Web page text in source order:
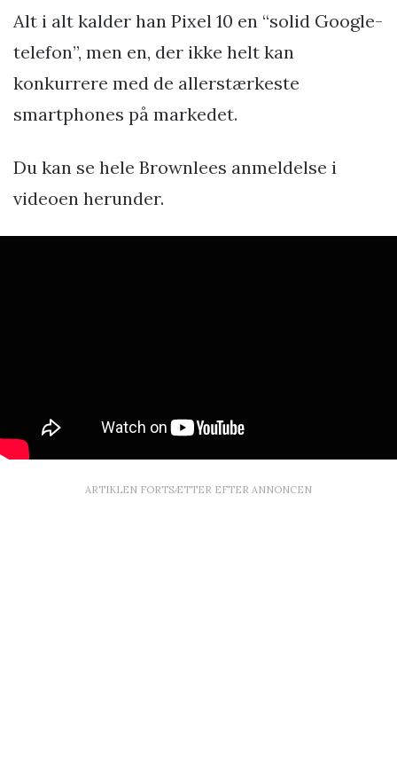
Alt i alt kalder han Pixel 10 en “solid Google-
telefon”, men en, der ikke helt kan
konkurrere med de allerstærkeste
smartphones på markedet.
Du kan se hele Brownlees anmeldelse i
videoen herunder.
ARTIKLEN FORTSÆTTER EFTER ANNONCEN